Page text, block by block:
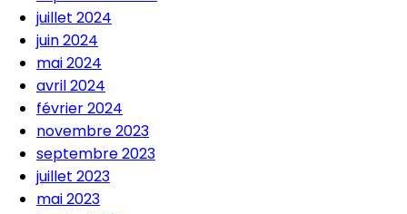
juillet 2024
juin 2024
mai 2024
avril 2024
février 2024
novembre 2023
septembre 2023
juillet 2023
mai 2023